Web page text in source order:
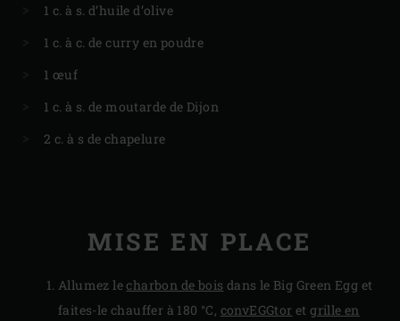
1 c. à s. d’huile d’olive
1 c. à c. de curry en poudre
1 œuf
1 c. à s. de moutarde de Dijon
2 c. à s de chapelure
MISE EN PLACE
Allumez lecharbon de bois dans le Big Green Egg et
faites-le chauffer à 180 °C, convEGGtor etgrille en